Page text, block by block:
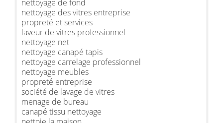
nettoyage de fond
nettoyage des vitres entreprise
propreté et services
laveur de vitres professionnel
nettoyage net
nettoyage canapé tapis
nettoyage carrelage professionnel
nettoyage meubles
propreté entreprise
société de lavage de vitres
menage de bureau
canapé tissu nettoyage